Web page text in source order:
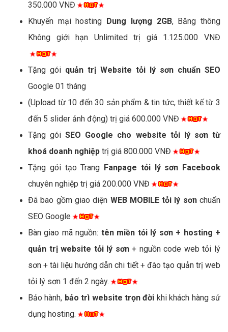
350.000 VNĐ
Khuyến mại hosting Dung lượng 2GB, Băng thông
Không giới hạn Unlimited trị giá 1.125.000 VNĐ
Tặng gói quản trị Website tỏi lý sơn chuẩn SEO
Google 01 tháng
(Upload từ 10 đến 30 sản phẩm & tin tức, thiết kế từ 3
đến 5 slider ảnh động) trị giá 600.000 VNĐ
Tặng góiSEO Google cho website tỏi lý sơn từ
khoá doanh nghiệp trị giá 800.000 VNĐ
Tặng gói tạo Trang Fanpage tỏi lý sơn Facebook
chuyên nghiệp trị giá 200.000 VNĐ
Đã bao gồm giao diện WEB MOBILE tỏi lý sơnchuẩn
SEO Google
Bàn giao mã nguồn: tên miền tỏi lý sơn + hosting +
quản trị website tỏi lý sơn+ nguồn code web tỏi lý
sơn + tài liệu hướng dẫn chi tiết + đào tạo quản trị web
tỏi lý sơn 1 đến 2 ngày.
Bảo hành, bảo trì website trọn đời khi khách hàng sử
dụng hosting.